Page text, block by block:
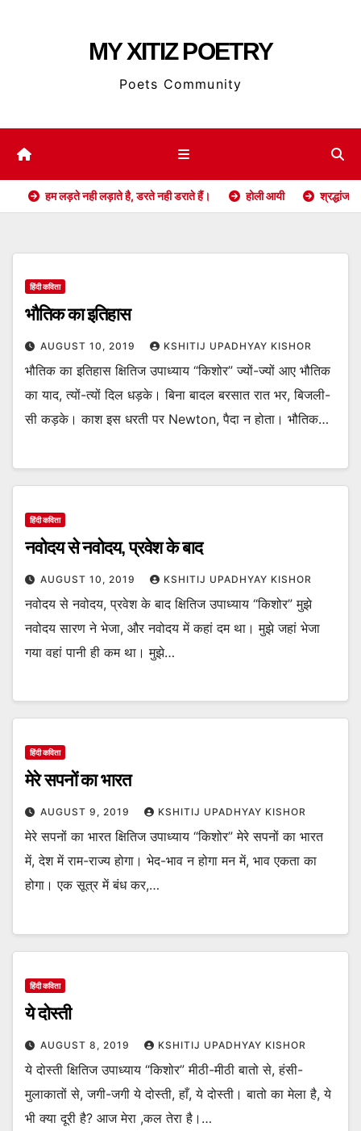
MY XITIZ POETRY
Poets Community
हम लड़ते नही लड़ाते है, डरते नही डराते हैं। होली आयी
हिंदी कविता
भौतिक का इतिहास
AUGUST 10, 2019 KSHITIJ UPADHYAY KISHOR
भौतिक का इतिहास क्षितिज उपाध्याय “किशोर” ज्यों-ज्यों आए भौतिक
का याद, त्यों-त्यों दिल धड़के। बिना बादल बरसात रात भर, बिजली-
सी कड़के। काश इस धरती पर Newton, पैदा न होता। भौतिक…
हिंदी कविता
नवोदय से नवोदय, प्रवेश के बाद
AUGUST 10, 2019 KSHITIJ UPADHYAY KISHOR
नवोदय से नवोदय, प्रवेश के बाद क्षितिज उपाध्याय “किशोर” मुझे
नवोदय सारण ने भेजा, और नवोदय में कहां दम था। मुझे जहां भेजा
गया वहां पानी ही कम था। मुझे…
हिंदी कविता
मेरे सपनों का भारत
AUGUST 9, 2019 KSHITIJ UPADHYAY KISHOR
मेरे सपनों का भारत क्षितिज उपाध्याय “किशोर” मेरे सपनों का भारत
में, देश में राम-राज्य होगा। भेद-भाव न होगा मन में, भाव एकता का
होगा। एक सूत्र में बंध कर,…
हिंदी कविता
ये दोस्ती
AUGUST 8, 2019 KSHITIJ UPADHYAY KISHOR
ये दोस्ती क्षितिज उपाध्याय “किशोर” मीठी-मीठी बातो से, हंसी-
मुलाकातों से, जगी-जगी ये दोस्ती, हाँ, ये दोस्ती। बातो का मेला है, ये
भी क्या दूरी है? आज मेरा ,कल तेरा है।…